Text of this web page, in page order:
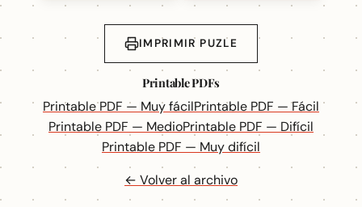
IMPRIMIR PUZLE
Printable PDFs
Printable PDF — Muy fácilPrintable PDF — Fácil
Printable PDF — MedioPrintable PDF — Difícil
Printable PDF — Muy difícil
← Volver al archivo